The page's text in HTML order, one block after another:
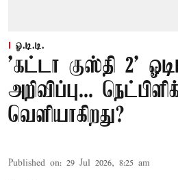
ஓ.டி.டி.
'கட்டா குஸ்தி 2'
அறிவிப்பு...
வெளியாகிறது?
Published on: 29 Jul 2026, 8:25 am